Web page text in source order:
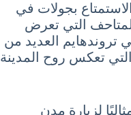
بجولات في
التي تعرض
تروندهايم العديد من
التي تعكس روح المدينة
لزيارة مدن